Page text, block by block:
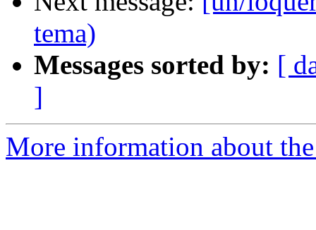
tema)
Messages sorted by: [
]
More information about